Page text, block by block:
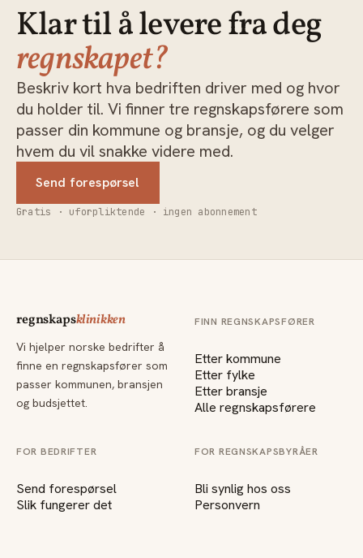
Klar til å levere fra deg
regnskapet?
Beskriv kort hva bedriften driver med og hvor
du holder til. Vi finner tre regnskapsførere som
passer din kommune og bransje, og du velger
hvem du vil snakke videre med.
Send forespørsel
Gratis · uforpliktende · ingen abonnement
regnskapsklinikken
Vi hjelper norske bedrifter å
finne en regnskapsfører som
passer kommunen, bransjen
og budsjettet.
FINN REGNSKAPSFØRER
Etter kommune
Etter fylke
Etter bransje
Alle regnskapsførere
FOR BEDRIFTER
Send forespørsel
Slik fungerer det
FOR REGNSKAPSBYRÅER
Bli synlig hos oss
Personvern